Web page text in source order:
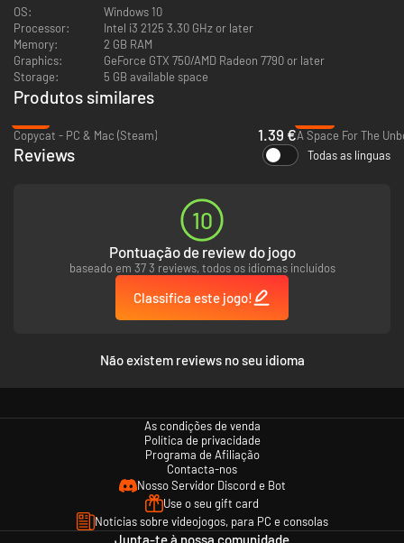
OS:
Windows 10
Processor:
Intel i3 2125 3.30 GHz or later
Memory:
2 GB RAM
Graphics:
GeForce GTX 750/AMD Radeon 7790 or later
Storage:
5 GB available space
Produtos similares
Copycat - PC & Mac (Steam)
1.39 €A Space For The
Reviews Todas as línguas
10
Pontuação de review do jogo
baseado em 37 3 reviews, todos os idiomas incluídos
Classifica este jogo!
Não existem reviews no seu idioma
As condições de venda
Política de privacidade
Programa de Afiliação
Contacta-nos
Nosso Servidor Discord e Bot
Use o seu gift card
Notícias sobre videojogos, para PC e consolas
Junta-te à nossa comunidade